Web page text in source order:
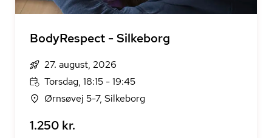
BodyRespect - Silkeborg
27. august, 2026
Torsdag, 18:15 - 19:45
Ørnsøvej 5-7, Silkeborg
1.250 kr.